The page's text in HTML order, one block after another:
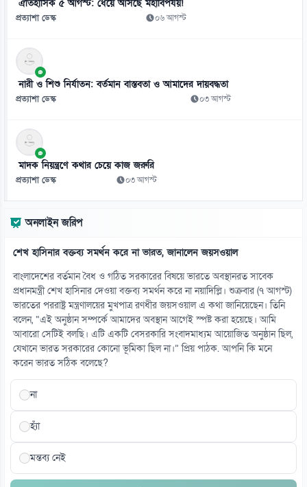
ট্রাম্পের কূটনীতি আসলে ‘নাটক’, অভিযোগ ইরানি স্পিকারের
১১
এআইয়ের লেখা গল্পে মুগ্ধ পাঠক, চমক গবেষণায়
০৮ আগস্ট
১২
পানির নিচে ডুব দিয়ে আকাশেও উড়বে বিস্ময়কর রোবট
০৮ আগস্ট
০৮ আগস্ট
১৪
পেহেলি ভৈরবীর শেষ গানের সুর থামলো ভোরের রক্তাক্ত সড়কে
০৮ আগস্ট
১৫
ছুটিতে থাকা ৫৬৫ শ্রমিক জানলেন চাকরি নেই
০৮ আগস্ট
ঐতিহাসিক ৫ আগস্ট: ধেয়ে আসছে মহাবিপর্যয়!
প্রত্যাশা ডেস্ক ০৬ আগস্ট
নারী ও শিশু নির্যাতন: বর্তমান বাস্তবতা ও আমাদের দায়বদ্ধতা
প্রত্যাশা ডেস্ক ০৩ আগস্ট
মাদক নিয়ন্ত্রণে কথার চেয়ে কাজ জরুরি
প্রত্যাশা ডেস্ক ০৩ আগস্ট
অনলাইন জরিপ
শেখ হাসিনার বক্তব্য সমর্থন করে না ভারত, জানালেন জয়সওয়াল
বাংলাদেশের বর্তমান বৈধ ও গঠিত সরকারের বিষয়ে ভারতে অবস্থানরত সাবেক
প্রধানমন্ত্রী শেখ হাসিনার দেওয়া বক্তব্য সমর্থন করে না নয়াদিল্লি। শুক্রবার (৭ আগস্ট)
ভারতের পররাষ্ট্র মন্ত্রণালয়ের মুখপাত্র রণধীর জয়সওয়াল এ কথা জানিয়েছেন। তিনি
বলেন, “এই অনুষ্ঠান সম্পর্কে আমাদের অবস্থান আগেই স্পষ্ট করা হয়েছে। আমি
আবারো সেটিই বলছি। এটি একটি বেসরকারি সংবাদমাধ্যম আয়োজিত অনুষ্ঠান ছিল,
যেখানে ভারত সরকারের কোনো ভূমিকা ছিল না।” প্রিয় পাঠক. আপনি কি মনে
করেন ভারত সঠিক বলেছে?
না
হ্যাঁ
মন্তব্য নেই